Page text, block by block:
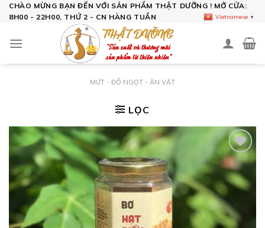
SkipCHÀO MỪNG BẠN ĐẾN VỚI SẢN PHẨM THẬT DƯỠNG ! MỞ CỬA:
8H00 - 22H00, THỨ 2 - CN HÀNG TUẦN
MỨT - ĐỒ NGỌT - ĂN VẶT
LỌC
Add to
wishlist
Vietnamese ▼